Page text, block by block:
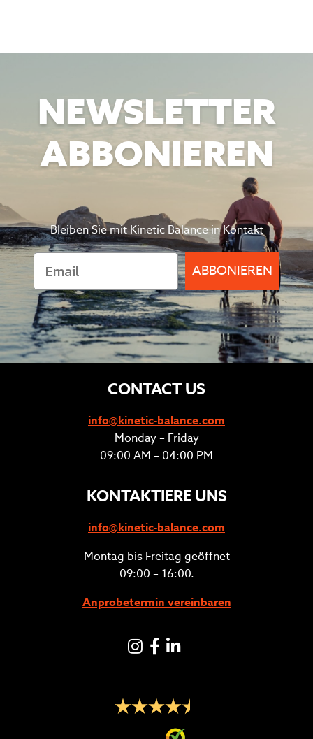
NEWSLETTER
ABBONIEREN
Bleiben Sie mit Kinetic Balance in Kontakt
ABBONIEREN
CONTACT US
info@kinetic-balance.com
Monday – Friday
09:00 AM – 04:00 PM
KONTAKTIERE UNS
info@kinetic-balance.com
Montag bis Freitag geöffnet
09:00 – 16:00.
Anprobetermin vereinbaren
Instagram
Facebook
LinkedIN